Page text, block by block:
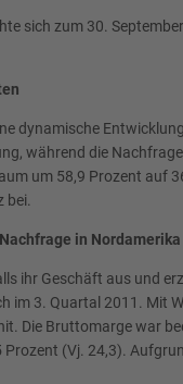
sich zum 30.
dynamische
während die
um 58,9 Prozent auf
bei.
in Nordamerika
ihr Geschäft aus und
im 3. Quartal 2011. Mit
Die Bruttomarge war
(Vj. 24,3).